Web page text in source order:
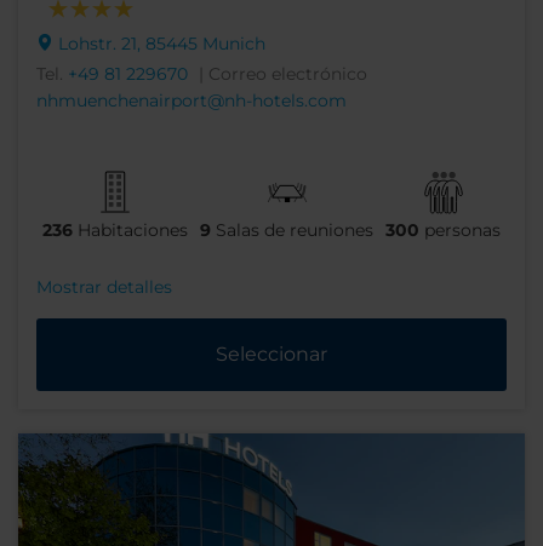
Lohstr. 21, 85445 Munich
Tel. +49 81 229670
| Correo electrónico
nhmuenchenairport@nh-hotels.com
236 Habitaciones 9 Salas de reuniones 300 personas
Mostrar detalles
Seleccionar